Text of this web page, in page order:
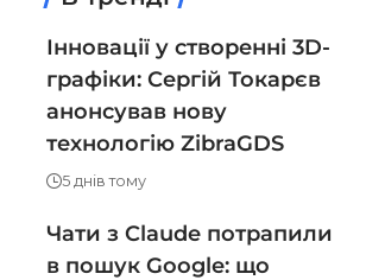
Інновації у створенні 3D-
графіки: Сергій Токарєв
анонсував нову
технологію ZibraGDS
5 днів тому
Чати з Claude потрапили
в пошук Google: що